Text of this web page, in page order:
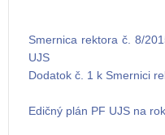
Smernica rektora č. 8/
UJS
Dodatok č. 1 k Smernici
Edičný plán PF UJS na